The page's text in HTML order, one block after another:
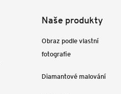
Naše produkty
Obraz podle vlastní
fotografie
Diamantové malování